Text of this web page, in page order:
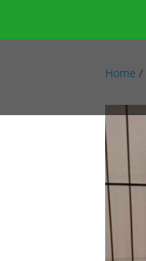
Home /